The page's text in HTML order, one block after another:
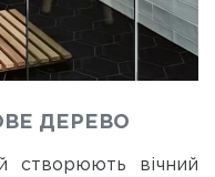
ДЕРЕВО
створюють вічний